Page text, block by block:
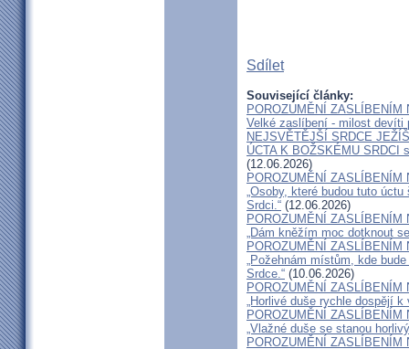
Sdílet
Související články:
POROZUMĚNÍ
Velké zaslíbení - milost devíti
NEJSVĚTĚJŠÍ SRDCE
ÚCTA K BOŽSKÉMU SRDCI
(12.06.2026)
POROZUMĚNÍ
„Osoby, které budou tuto
Srdci.“ (12.06.2026)
POROZUMĚNÍ
„Dám kněžím moc dotknout
POROZUMĚNÍ
„Požehnám místům, kde
Srdce.“ (10.06.2026)
POROZUMĚNÍ
„Horlivé duše rychle dospějí
POROZUMĚNÍ
„Vlažné duše se stanou
POROZUMĚNÍ